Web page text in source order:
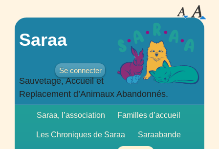
Saraa
Se connecter
Sauvetage, Accueil et
Replacement d’Animaux Abandonnés.
Saraa, l’association Familles d’accueil
Les Chroniques de Saraa Saraabande